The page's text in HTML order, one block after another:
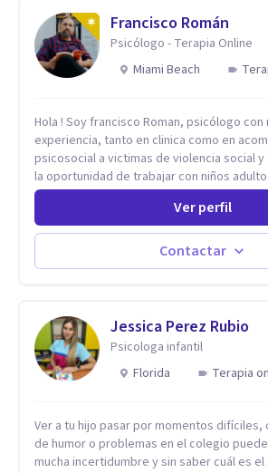
Francisco Román
Psicólogo - Terapia Online
Miami Beach
Hola ! Soy francisco Roman, psicólogo con
experiencia, tanto en clinica como en
psicosocial a victimas de violencia social y
la oportunidad de trabajar con niños
todos los espacios y esto me ha dado un
aprendizajes que ahora pongo a tu disposicion.
actualidad puedo atenderte de manera
de lunes a sabado. el costo de cada
el primer contacto
Ver perfil
Contactar
Jessica Perez Rubio
Psicologa infantil
Florida
Terapia
Ver a tu hijo pasar por momentos
de humor o problemas en el colegio
mucha incertidumbre y sin saber cuál es